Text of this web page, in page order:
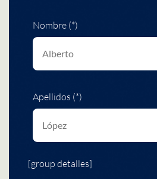
Nombre (*)
Apellidos (*)
[group detalles]